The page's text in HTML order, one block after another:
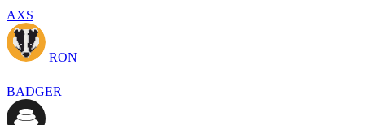
AXS
RON
BADGER